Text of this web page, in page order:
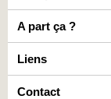
A part ça ?
Liens
Contact